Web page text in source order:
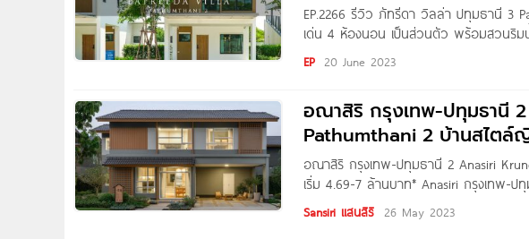
EP.2266 รีวิว ภัทรีดา วิลล่า ปทุมธานี 3
เด่น 4 ห้องนอน เป็นส่วนตัว พร้อมสวนริม
Written by : THAnATH สวัสดีผู้อ่านชาว
Patreeda Villa ปทุมธานี 3
EP 20 June 2023
อณาสิริ กรุงเทพ-ปทุมธานี
Pathumthani 2 บ้านสไตล์
อณาสิริ กรุงเทพ-ปทุมธานี 2 Anasiri
เริ่ม 4.69-7 ล้านบาท* Anasiri กรุงเทพ-ป
Sansiri ​โครงการตั้งอยู่ถนนกรุงเทพ-ปทุม
ศักยภาพการเดินทาง รายล้อมด้วยสิ่งอำน
Sansiri แสนสิริ 26 May 2023